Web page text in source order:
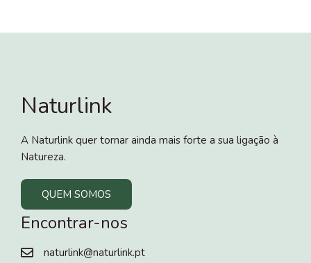
Naturlink
A Naturlink quer tornar ainda mais forte a sua ligação à
Natureza.
QUEM SOMOS
Encontrar-nos
naturlink@naturlink.pt